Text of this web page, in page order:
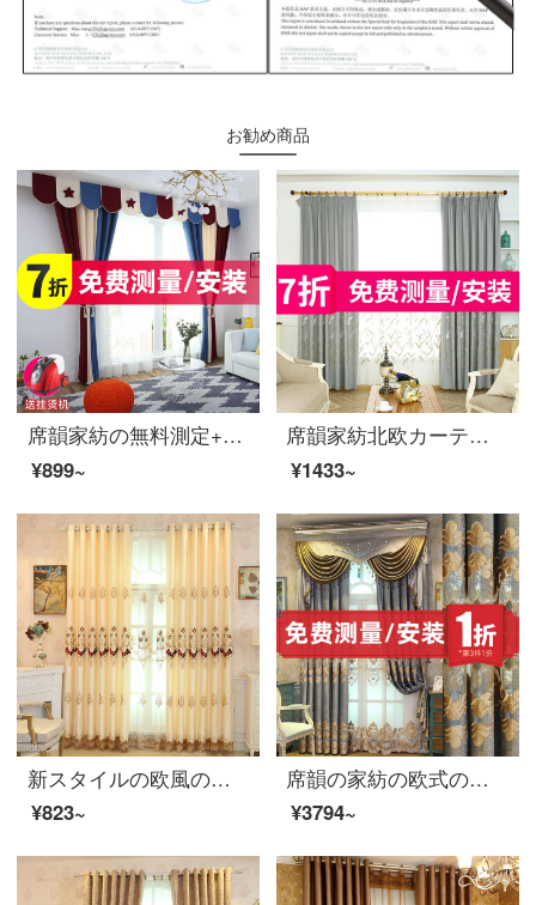
お勧め商品
席韻家紡の無料測定+カーテンを取り付けてカーテンをカスタマイズします。部屋全体のカーテンを設計します。断熱式の日よけを防ぐために、部屋のリビングルームにカーテンを厚くします。
¥899~
席韻家紡北欧カーテンカーテン遮光寝室のバルコニーのカーテンカーテンは、葦の花が咲くようにカスタマイズできます。銀布オーダーメイド幅1 m*高さ2.7 mの単価(四本爪フック)を高くします。
¥1433~
新スタイルの欧風の刺繍のカーテンを貼ります。シフォンの刺繍のカーテンを貼ります。リビングルームの書斎のカーテンをカスタマイズします。フェイリス-黄の布地の高さが2.7 mです。高さを変えて注文してください。幅1 mの布袋の4本爪フックです。
¥823~
席韻の家紡の欧式のシェニールのカーテンの遮光の刺繍のカーテンは同じタイプの窓のカーテンを注文して作らせて、幅1メートル*高さ2.7メートルの単価(4本の爪のフック)を高くすることができます。
¥3794~